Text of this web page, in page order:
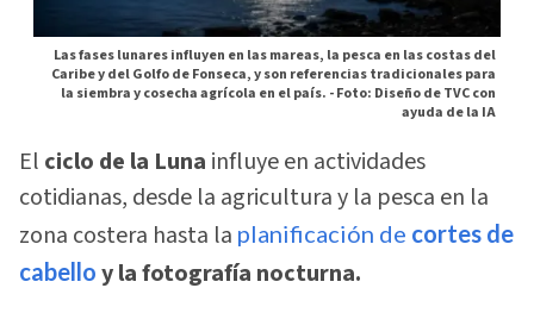
Las fases lunares influyen en las mareas, la pesca en las costas del
Caribe y del Golfo de Fonseca, y son referencias tradicionales para
la siembra y cosecha agrícola en el país. -Foto: Diseño de TVC con
ayuda de la IA
El ciclo de la Luna influye en actividades
cotidianas, desde la agricultura y la pesca en la
zona costera hasta la planificación de cortes de
cabello y la fotografía nocturna.